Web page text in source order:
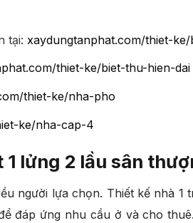
tại: xaydungtanphat.com/thiet-
thiet-ke/biet-thu-hien-dai
thiet-ke/nha-pho
ke/nha-cap-4
1 lửng 2 lầu sân
người lựa chọn. Thiết kế nhà
đáp ứng nhu cầu ở và cho